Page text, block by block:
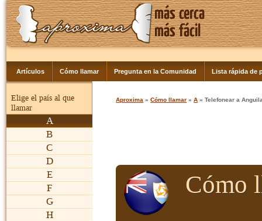
Artículos Cómo llamar Pregunta en la Comunidad Lista rápida de
Elige el país al que
llamar
A
B
C
D
E
F
G
H
Aproxima »Cómo llamar »A » Telefonear a
Cómo